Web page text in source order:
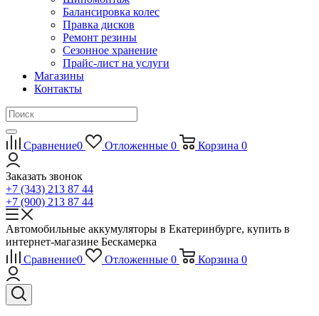
Балансировка колес
Правка дисков
Ремонт резины
Сезонное хранение
Прайс-лист на услуги
Магазины
Контакты
Сравнение0 Отложенные 0 Корзина 0
Заказать звонок
+7 (343) 213 87 44
+7 (900) 213 87 44
Автомобильные аккумуляторы в Екатеринбурге, купить в
интернет-магазине Бескамерка
Сравнение0 Отложенные 0 Корзина 0